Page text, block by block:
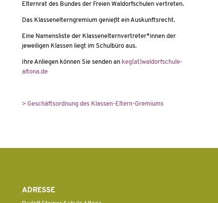
Elternrat des Bundes der Freien ­Waldorfschulen vertreten.
Das Klassenelterngremium genießt ein Auskunftsrecht.
Eine Namensliste der Klassenelternvertreter*innen der
jeweiligen Klassen liegt im Schulbüro aus.
Ihre Anliegen können Sie senden an keg(at)waldorfschule-
altona.de
> Geschäftsordnung des Klassen-Eltern-Gremiums
ADRESSE